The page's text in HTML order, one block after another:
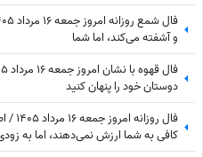
و آشفته می‌کند، اما شما
دوستان خود را پنهان کنید
فال
کافی به شما ارزش نمی‌دهند، اما به